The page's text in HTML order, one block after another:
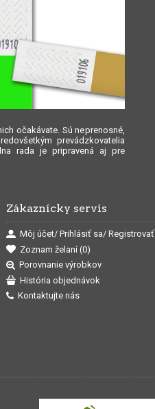
očakávate. Sú neprenosné,
prevádzkovatelia
rada je pripravená aj pre
Zákaznícky servis
Môj účet/ Prihlásiť sa/ Registrovať
Zoznam želaní (0)
Porovnanie výrobkov
História objednávok
Kontaktujte nás